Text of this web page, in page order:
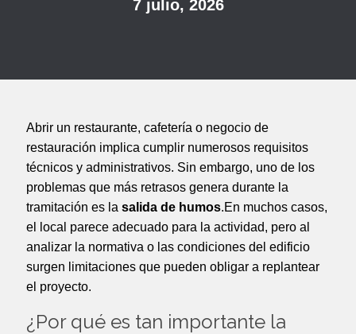
7 julio, 2026
Abrir un restaurante, cafetería o negocio de
restauración implica cumplir numerosos requisitos
técnicos y administrativos. Sin embargo, uno de los
problemas que más retrasos genera durante la
tramitación es la salida de humos.En muchos casos,
el local parece adecuado para la actividad, pero al
analizar la normativa o las condiciones del edificio
surgen limitaciones que pueden obligar a replantear
el proyecto.
¿Por qué es tan importante la